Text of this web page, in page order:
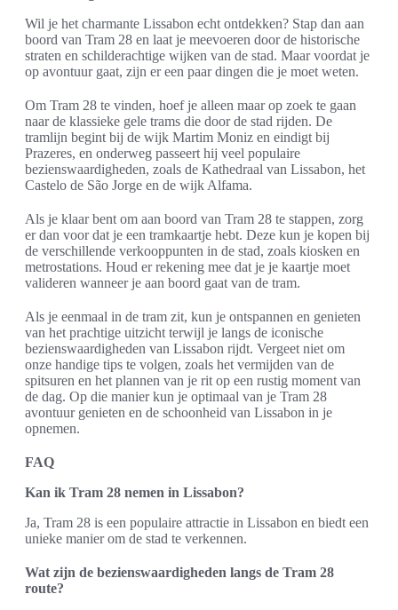
Wil je het charmante Lissabon echt ontdekken? Stap dan aan
boord van Tram 28 en laat je meevoeren door de historische
straten en schilderachtige wijken van de stad. Maar voordat je
op avontuur gaat, zijn er een paar dingen die je moet weten.
Om Tram 28 te vinden, hoef je alleen maar op zoek te gaan
naar de klassieke gele trams die door de stad rijden. De
tramlijn begint bij de wijk Martim Moniz en eindigt bij
Prazeres, en onderweg passeert hij veel populaire
bezienswaardigheden, zoals de Kathedraal van Lissabon, het
Castelo de São Jorge en de wijk Alfama.
Als je klaar bent om aan boord van Tram 28 te stappen, zorg
er dan voor dat je een tramkaartje hebt. Deze kun je kopen bij
de verschillende verkooppunten in de stad, zoals kiosken en
metrostations. Houd er rekening mee dat je je kaartje moet
valideren wanneer je aan boord gaat van de tram.
Als je eenmaal in de tram zit, kun je ontspannen en genieten
van het prachtige uitzicht terwijl je langs de iconische
bezienswaardigheden van Lissabon rijdt. Vergeet niet om
onze handige tips te volgen, zoals het vermijden van de
spitsuren en het plannen van je rit op een rustig moment van
de dag. Op die manier kun je optimaal van je Tram 28
avontuur genieten en de schoonheid van Lissabon in je
opnemen.
FAQ
Kan ik Tram 28 nemen in Lissabon?
Ja, Tram 28 is een populaire attractie in Lissabon en biedt een
unieke manier om de stad te verkennen.
Wat zijn de bezienswaardigheden langs de Tram 28
route?